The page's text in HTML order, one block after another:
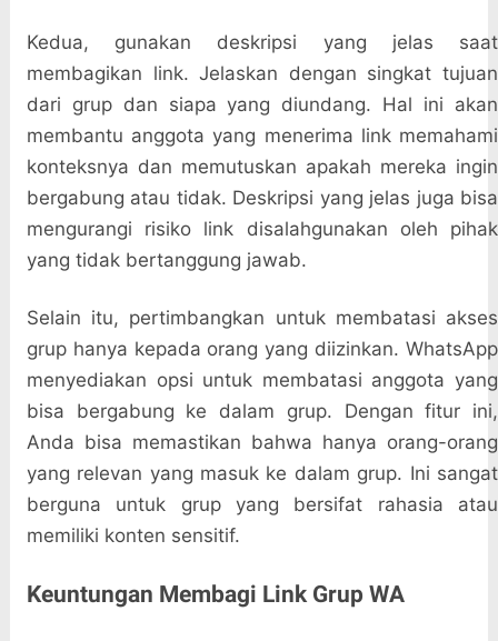
Kedua, gunakan deskripsi yang jelas saat
membagikan link. Jelaskan dengan singkat tujuan
dari grup dan siapa yang diundang. Hal ini akan
membantu anggota yang menerima link memahami
konteksnya dan memutuskan apakah mereka ingin
bergabung atau tidak. Deskripsi yang jelas juga bisa
mengurangi risiko link disalahgunakan oleh pihak
yang tidak bertanggung jawab.
Selain itu, pertimbangkan untuk membatasi akses
grup hanya kepada orang yang diizinkan. WhatsApp
menyediakan opsi untuk membatasi anggota yang
bisa bergabung ke dalam grup. Dengan fitur ini,
Anda bisa memastikan bahwa hanya orang-orang
yang relevan yang masuk ke dalam grup. Ini sangat
berguna untuk grup yang bersifat rahasia atau
memiliki konten sensitif.
Keuntungan Membagi Link Grup WA